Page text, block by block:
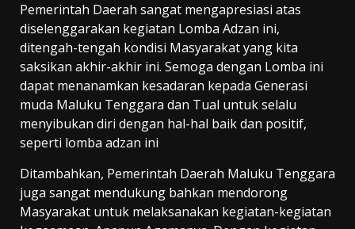
Pemerintah Daerah sangat mengapresiasi atas
diselenggarakan kegiatan Lomba Adzan ini,
ditengah-tengah kondisi Masyarakat yang kita
saksikan akhir-akhir ini. Semoga dengan Lomba ini
dapat menanamkan kesadaran kepada Generasi
muda Maluku Tenggara dan Tual untuk selalu
menyibukan diri dengan hal-hal baik dan positif,
seperti lomba adzan ini
Ditambahkan, Pemerintah Daerah Maluku Tenggara
juga sangat mendukung bahkan mendorong
Masyarakat untuk melaksanakan kegiatan-kegiatan